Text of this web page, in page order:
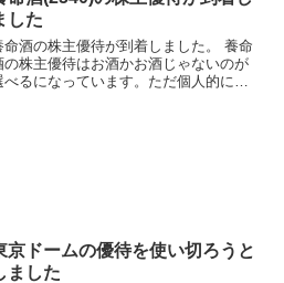
した
命酒の株主優待が到着しました。 養命
の株主優待はお酒かお酒じゃないのが
べるになっています。ただ個人的には
京ドームの優待を使い切ろうと
ました